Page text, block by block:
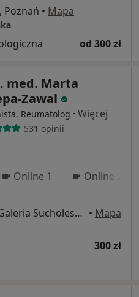
Poznań • Mapa
od 300 zł
med. Marta
Zawal
Reumatolog · Więcej
531 opinii
Online 1 Online 2
Obornicka 85 lok 204 Galeria Sucholeska 2piętro Suchy Las, Poznań • Mapa
300 zł